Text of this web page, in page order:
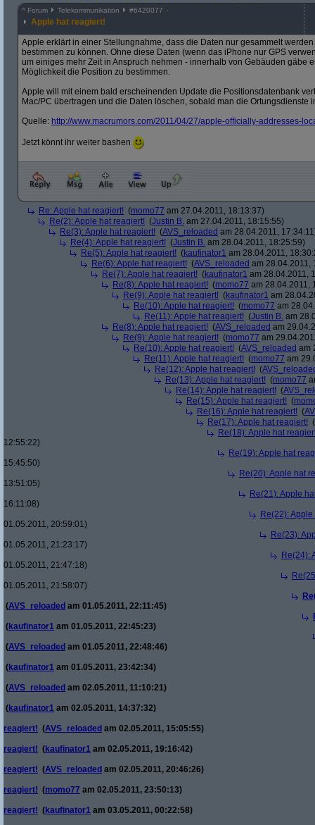
^ Forum Telekommunikation #6420077
Apple hat reagiert!
Apple erklärt in einer Stellungnahme, dass die Daten nur gesammelt
bestimmen zu können. Ohne diese Daten (wenn das iPhone nur GPS
um einiges mehr Zeit in Anspruch nehmen - innerhalb von Gebäuden gäbe
Möglichkeit die Position zu bestimmen.
Apple will mit einem bald erscheinenden Update die Positionsdatenbank
Mac/PC übertragen und die Daten löschen, sobald man die Ortungsdienste
Quelle: http://www.macrumors.com/2011/04/27/apple-officially-addresses-
Jetzt könnt ihr weiter bashen
Re: Apple hat reagiert! (momo77 am 27.04.2011, 18:13:37)
Re(2): Apple hat reagiert! (Justin B. am 27.04.2011, 18:15:55)
Re(3): Apple hat reagiert! (AVS_reloaded am 28.04.2011,
Re(4): Apple hat reagiert! (Justin B. am 28.04.2011, 18:25:59)
Re(5): Apple hat reagiert! (kaufinator1 am 28.04.2011,
Re(6): Apple hat reagiert! (AVS_reloaded am 28.04.2011,
Re(7): Apple hat reagiert! (kaufinator1 am 28.04.2011,
Re(8): Apple hat reagiert! (momo77 am 28.04.2011,
Re(9): Apple hat reagiert! (kaufinator1 am
Re(10): Apple hat reagiert! (momo77 am
Re(11): Apple hat reagiert! (Justin B. am
Re(8): Apple hat reagiert! (AVS_reloaded am
Re(9): Apple hat reagiert! (momo77 am
Re(10): Apple hat reagiert! (AVS_reloaded am
Re(11): Apple hat reagiert! (momo77 am
Re(12): Apple hat reagiert! (
Re(13): Apple hat reagiert! (momo77
Re(14): Apple hat reagiert! (
Re(15): Apple hat reagiert! (
Re(16): Apple hat reagiert! (
Re(17): Apple hat reagiert! (
Re(18): Apple hat
12:55:22)
Re(19): Apple hat
15:45:50)
Re(20): Apple hat
13:51:05)
Re(21): Apple
16:11:08)
Re(22):
01.05.2011, 20:59:01)
Re(23):
01.05.2011, 21:23:17)
Re(24):
01.05.2011, 21:47:18)
01.05.2011, 21:58:07)
(AVS_reloaded am 01.05.2011, 22:11:45)
(kaufinator1 am 01.05.2011, 22:45:23)
(AVS_reloaded am 01.05.2011, 22:48:46)
(kaufinator1 am 01.05.2011, 23:42:34)
(AVS_reloaded am 02.05.2011, 11:10:21)
(kaufinator1 am 02.05.2011, 14:37:32)
reagiert! (AVS_reloaded am 02.05.2011, 15:05:55)
reagiert! (kaufinator1 am 02.05.2011, 19:16:42)
reagiert! (AVS_reloaded am 02.05.2011, 20:46:26)
reagiert! (momo77 am 02.05.2011, 23:50:13)
reagiert! (kaufinator1 am 03.05.2011, 00:22:58)